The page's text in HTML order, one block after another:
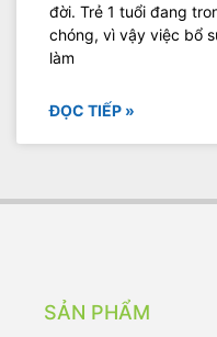
đời. Trẻ 1 tuổi đang
chóng, vì vậy việc bổ
làm
ĐỌC TIẾP »
SẢN PHẨM